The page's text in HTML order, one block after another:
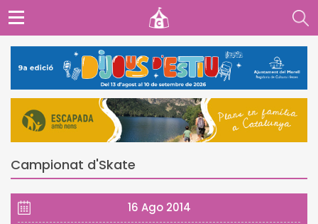
Campionat d'Skate
16 Ago 2014